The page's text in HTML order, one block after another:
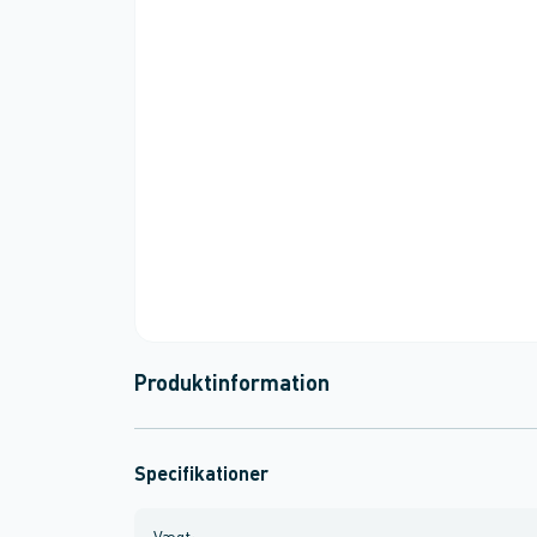
Produktinformation
Specifikationer